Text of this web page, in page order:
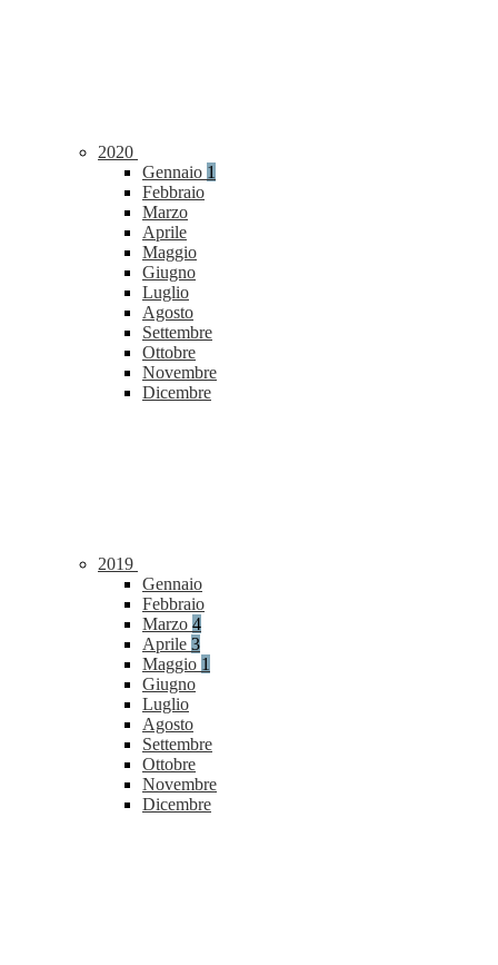
2020
Gennaio 1
Febbraio
Marzo
Aprile
Maggio
Giugno
Luglio
Agosto
Settembre
Ottobre
Novembre
Dicembre
2019
Gennaio
Febbraio
Marzo 4
Aprile 3
Maggio 1
Giugno
Luglio
Agosto
Settembre
Ottobre
Novembre
Dicembre